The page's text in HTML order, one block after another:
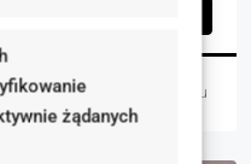
żądanych
23 godziny temu